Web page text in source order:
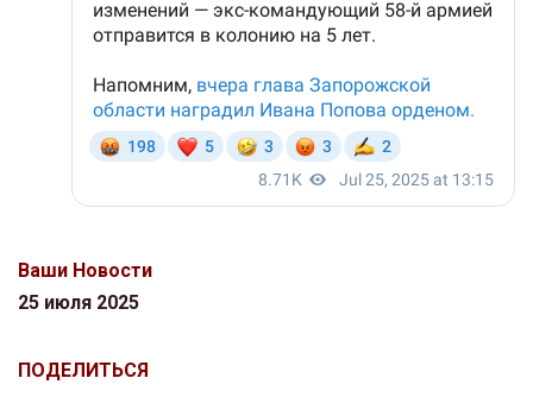
Ваши Новости
25 июля 2025
ПОДЕЛИТЬСЯ